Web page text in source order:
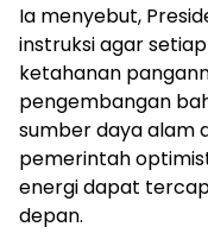
Ia menyebut,
instruksi agar
ketahanan
pengembangan
sumber daya alam
pemerintah
energi dapat
depan.